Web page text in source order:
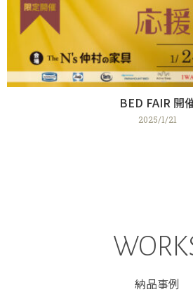
BED FAIR 開
2025/1/21
納品事例